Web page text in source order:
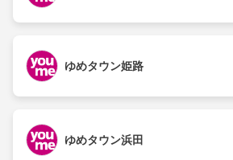
ゆめタウン姫路
ゆめタウン浜田